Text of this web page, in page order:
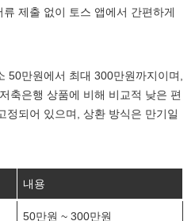
제출 없이 토스 앱에서 간편하게
50만원에서 최대 300만원까지이며,
축은행 상품에 비해 비교적 낮은 편
정되어 있으며, 상환 방식은 만기일
내용
50만원 ~ 300만원